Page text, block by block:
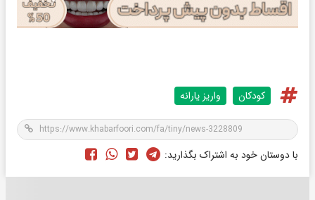
کودکان واریز یارانه
با دوستان خود به اشتراک بگذارید: